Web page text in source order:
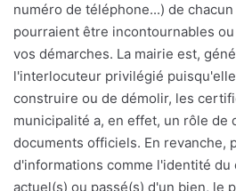
numéro de téléphone...) de
pourraient être incontournables
vos démarches. La mairie est,
l'interlocuteur privilégié
construire ou de démolir, les
municipalité a, en effet, un rôle de
documents officiels. En revanche,
d'informations comme l'identité du
actuel(s) ou passé(s) d'un bien, le